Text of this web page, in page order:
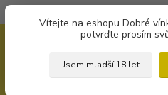
Vítejte na eshopu Dobré
potvrďte prosím
Jsem mladší 18 let